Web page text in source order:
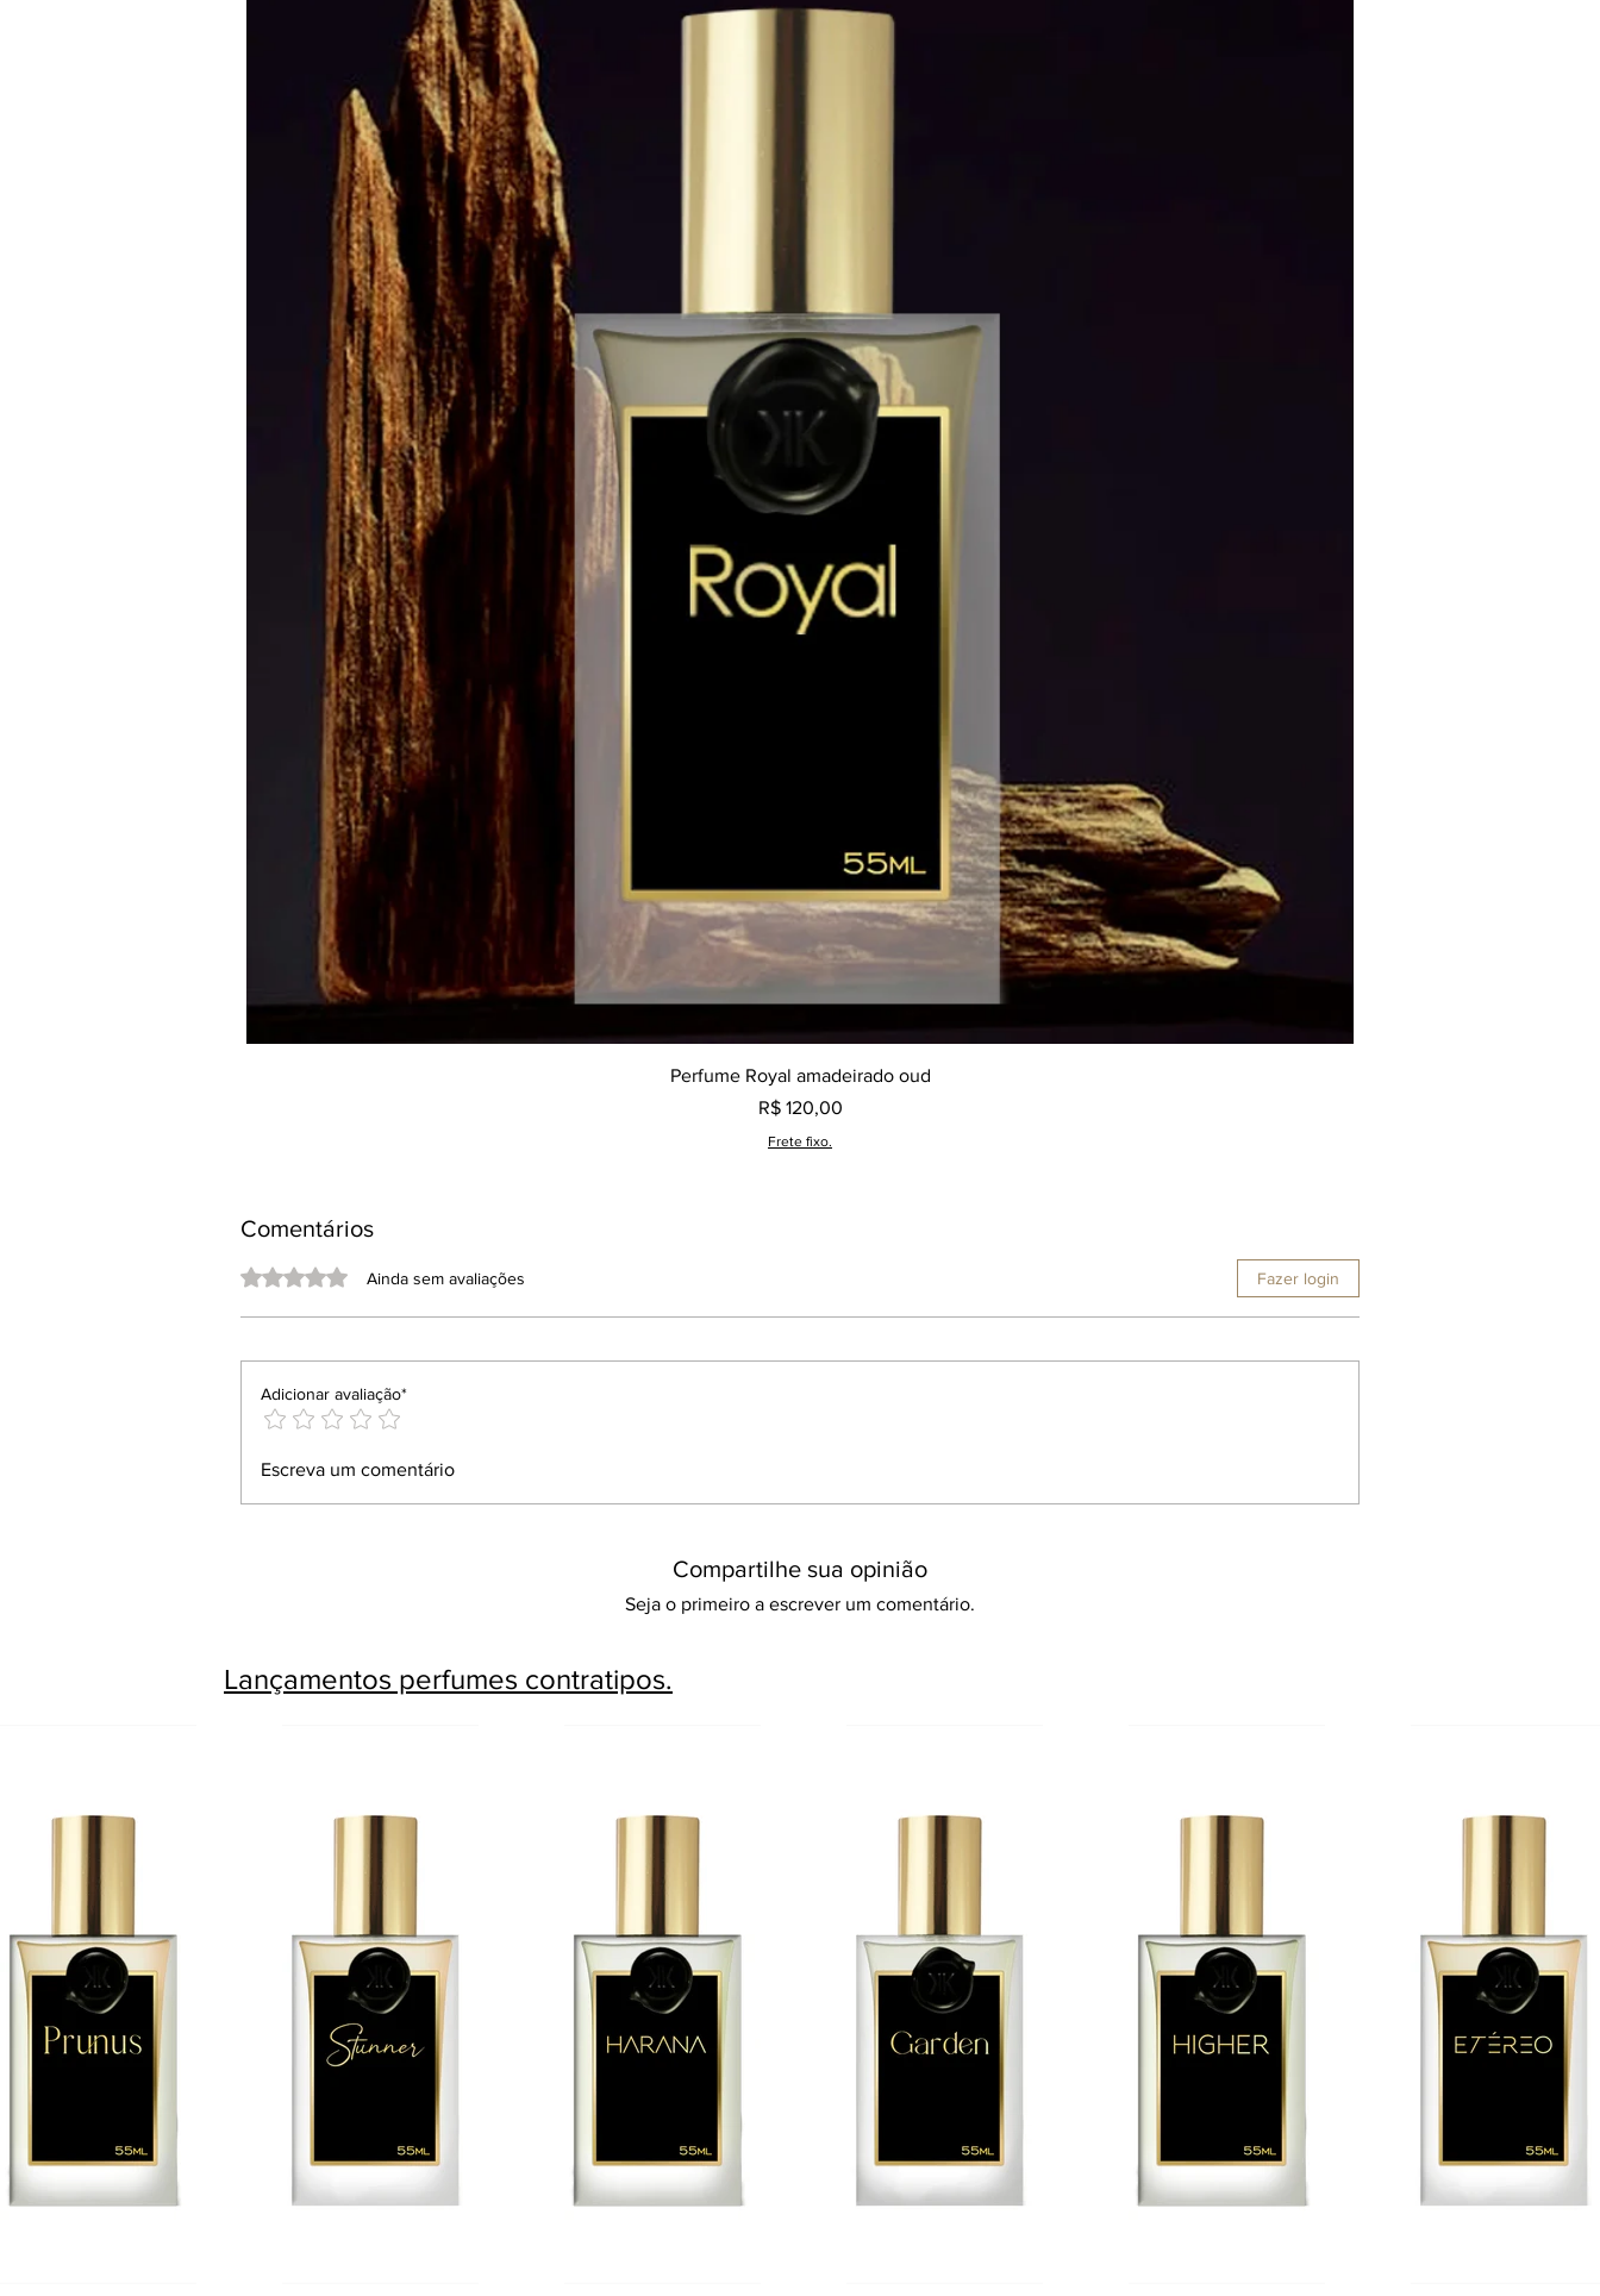
Visualização rápida
Perfume Royal amadeirado oud
Preço
R$ 120,00
Frete fixo.
Comentários
Fazer login
Avaliado com 0 de 5 estrelas.Ainda sem avaliações
Adicionar avaliação*
Escreva um comentário
Compartilhe sua opinião
Seja o primeiro a escrever um comentário.
Lançamentos perfumes contratipos.